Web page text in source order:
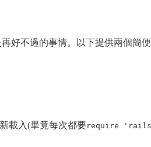
好不過的事情。以下提供兩個簡
載入(畢竟每次都要require